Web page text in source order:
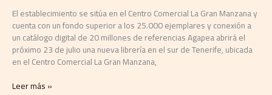
El establecimiento se sitúa en el Centro Comercial La Gran Manzana y
cuenta con un fondo superior a los 25.000 ejemplares y conexión a
un catálogo digital de 20 millones de referencias Agapea abrirá el
próximo 23 de julio una nueva librería en el sur de Tenerife, ubicada
en el Centro Comercial La Gran Manzana,
Leer más »